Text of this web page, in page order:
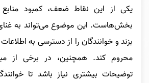
یکی از این نقاط ضعف، کمبود
بخش‌هاست. این موضوع می‌تواند به
بزند و خوانندگان را از دسترسی به
محروم کند. همچنین، در برخی از
توضیحات بیشتری نیاز باشد تا